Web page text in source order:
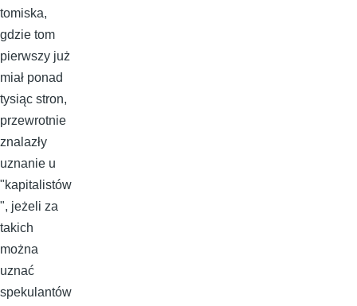
tomiska,
gdzie tom
pierwszy już
miał ponad
tysiąc stron,
przewrotnie
znalazły
uznanie u
"kapitalistów
", jeżeli za
takich
można
uznać
spekulantów